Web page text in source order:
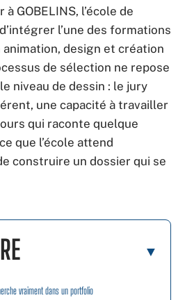
GOBELINS, l’école de
l’une des formations
design et création
de sélection ne repose
niveau de dessin : le jury
une capacité à travailler
qui raconte quelque
que l’école attend
construire un dossier qui se
vraiment dans un portfolio